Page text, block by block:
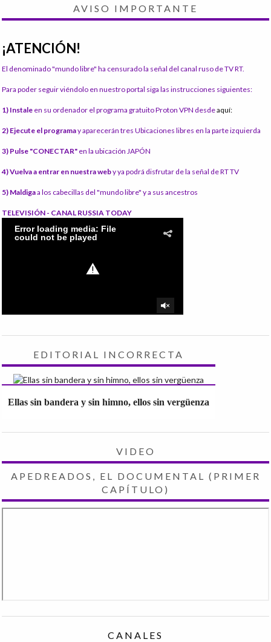
AVISO IMPORTANTE
¡ATENCIÓN!
El denominado "mundo libre" ha censurado la señal del canal ruso de TV RT.
Para poder seguir viéndolo en nuestro portal siga las instrucciones siguientes:
1) Instale en su ordenador el programa gratuito Proton VPN desdeaquí:
2) Ejecute el programay aparecerán tres Ubicaciones libres en la parte izquierda
3) Pulse "CONECTAR" en la ubicación JAPÓN
4) Vuelva a entrar en nuestra weby ya podrá disfrutar de la señal de RT TV
5) Maldigaa los cabecillas del "mundo libre" y a sus ancestros
TELEVISIÓN - CANAL RUSSIA TODAY
EDITORIAL INCORRECTA
Ellas sin bandera y sin himno, ellos sin vergüenza
VIDEO
APEDREADOS, EL DOCUMENTAL (PRIMER
CAPÍTULO)
CANALES